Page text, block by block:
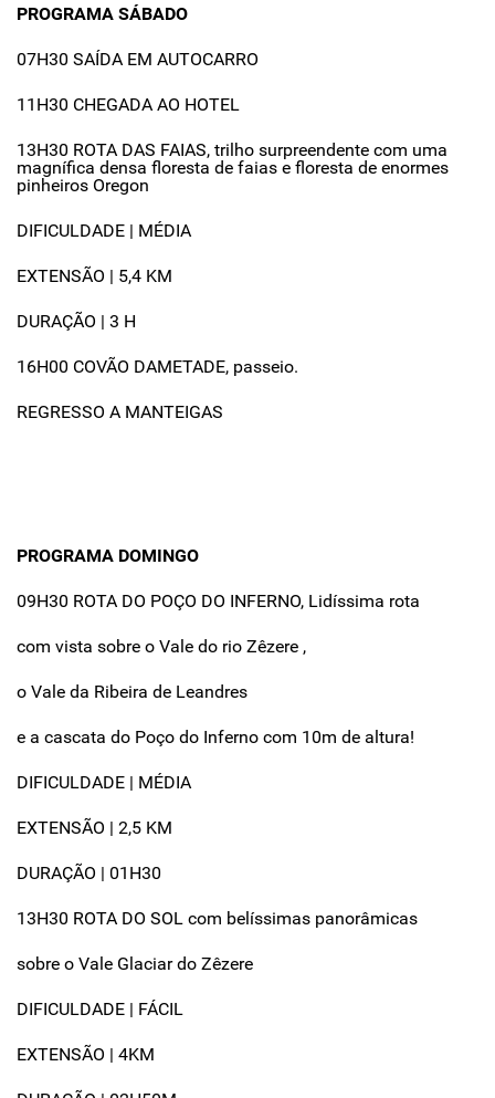
PROGRAMA SÁBADO
07H30 SAÍDA EM AUTOCARRO
11H30 CHEGADA AO HOTEL
13H30 ROTA DAS FAIAS, trilho surpreendente com uma
magnífica densa floresta de faias e floresta de enormes
pinheiros Oregon
DIFICULDADE | MÉDIA
EXTENSÃO | 5,4 KM
DURAÇÃO | 3 H
16H00 COVÃO DAMETADE, passeio.
REGRESSO A MANTEIGAS
PROGRAMA DOMINGO
09H30 ROTA DO POÇO DO INFERNO, Lidíssima rota
com vista sobre o Vale do rio Zêzere ,
o Vale da Ribeira de Leandres
e a cascata do Poço do Inferno com 10m de altura!
DIFICULDADE | MÉDIA
EXTENSÃO | 2,5 KM
DURAÇÃO | 01H30
13H30 ROTA DO SOL com belíssimas panorâmicas
sobre o Vale Glaciar do Zêzere
DIFICULDADE | FÁCIL
EXTENSÃO | 4KM